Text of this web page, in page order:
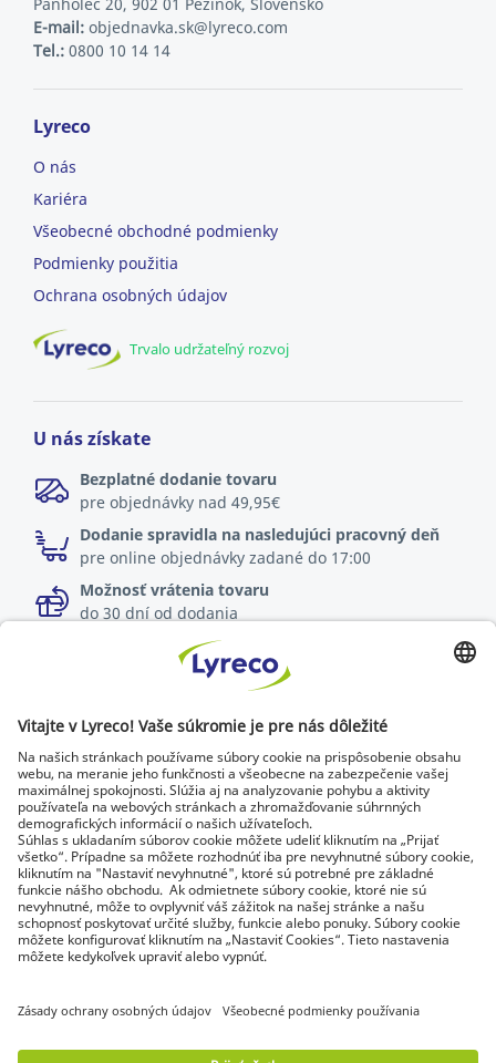
E-mail: objednavka.sk@lyreco.com
Tel.: 0800 10 14 14
Lyreco
O nás
Kariéra
Všeobecné obchodné podmienky
Podmienky použitia
Ochrana osobných údajov
Trvalo udržateľný rozvoj
U nás získate
Bezplatné dodanie tovaru
pre objednávky nad 49,95€
Dodanie spravidla na nasledujúci pracovný deň
pre online objednávky zadané do 17:00
Možnosť vrátenia tovaru
do 30 dní od dodania
Špecialista na každé pracovisko
Najnovšie správy a rady od odborníkov
Objavte Lyreco riešenia pre ekologickejšie pracoviská
© Lyreco 2026 | Dodávame výhradne firmám a
podnikateľom. Všetky ceny sú uvedené bez DPH. Právo
spotrebiteľa na odstúpenie od zmluvy sa neuplatňuje.
Identifikačné údaje|Všeobecné obchodné
osvedčenia|
Vyhlásenie o digitálnej
prístupnosti|Podmienky použitia|Ochrana